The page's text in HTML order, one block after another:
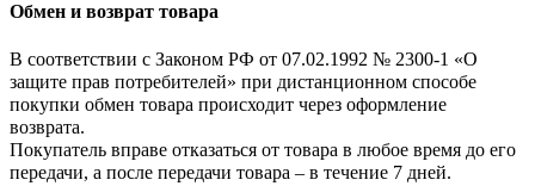
Обмен и возврат товара
В соответствии с Законом РФ от 07.02.1992 № 2300-1 «О
защите прав потребителей» при дистанционном способе
покупки обмен товара происходит через оформление
возврата.
Покупатель вправе отказаться от товара в любое время до его
передачи, а после передачи товара – в течение 7 дней.